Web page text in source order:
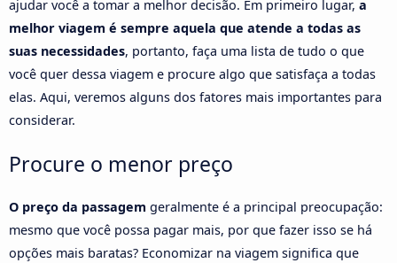
ajudar você a tomar a melhor decisão. Em primeiro lugar, a
melhor viagem é sempre aquela que atende a todas as
suas necessidades, portanto, faça uma lista de tudo o que
você quer dessa viagem e procure algo que satisfaça a todas
elas. Aqui, veremos alguns dos fatores mais importantes para
considerar.
Procure o menor preço
O preço da passagem geralmente é a principal preocupação:
mesmo que você possa pagar mais, por que fazer isso se há
opções mais baratas? Economizar na viagem significa que